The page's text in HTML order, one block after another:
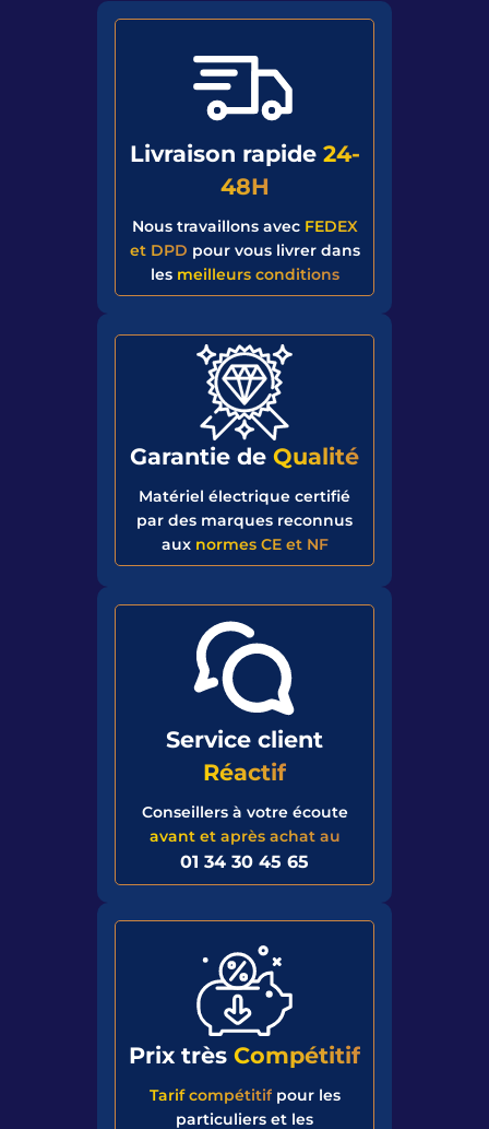
Livraison rapide 24-
48H
Nous travaillons avec FEDEX
et DPD pour vous livrer dans
les meilleurs conditions
Garantie de Qualité
Matériel électrique certifié
par des marques reconnus
aux normes CE et NF
Service client
Réactif
Conseillers à votre écoute
avant et après achat au
01 34 30 45 65
Prix très Compétitif
Tarif compétitifpour les
particuliers et les